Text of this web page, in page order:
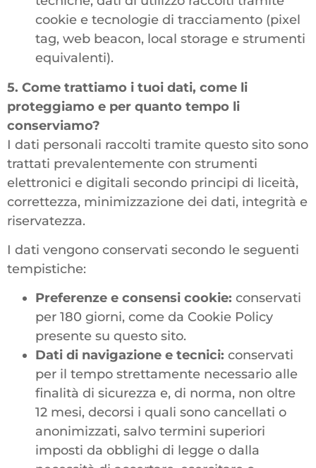
cookie e tecnologie di tracciamento (pixel
tag, web beacon, local storage e strumenti
equivalenti).
5. Come trattiamo i tuoi dati, come li
proteggiamo e per quanto tempo li
conserviamo?
I dati personali raccolti tramite questo sito sono
trattati prevalentemente con strumenti
elettronici e digitali secondo principi di liceità,
correttezza, minimizzazione dei dati, integrità e
riservatezza.
I dati vengono conservati secondo le seguenti
tempistiche:
Preferenze e consensi cookie: conservati
per 180 giorni, come da Cookie Policy
presente su questo sito.
Dati di navigazione e tecnici: conservati
per il tempo strettamente necessario alle
finalità di sicurezza e, di norma, non oltre
12 mesi, decorsi i quali sono cancellati o
anonimizzati, salvo termini superiori
imposti da obblighi di legge o dalla